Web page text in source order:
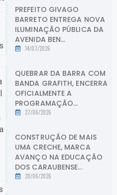
PREFEITO GIVAGO
BARRETO ENTREGA NOVA
ILUMINAÇÃO PÚBLICA DA
AVENIDA BEN...
14/07/2026
QUEBRAR DA BARRA COM
BANDA GRAFITH, ENCERRA
OFICIALMENTE A
PROGRAMAÇÃO...
27/06/2026
CONSTRUÇÃO DE MAIS
UMA CRECHE, MARCA
AVANÇO NA EDUCAÇÃO
DOS CARAUBENSE...
20/06/2026